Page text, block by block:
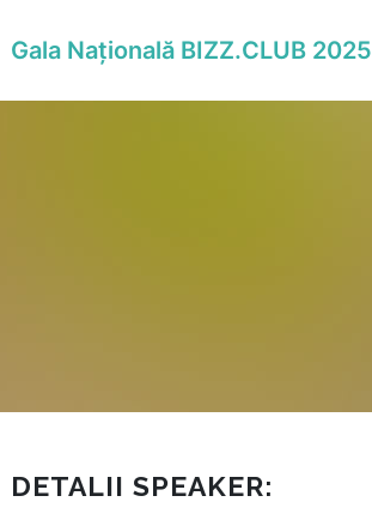
Gala Națională BIZZ.CLUB 2025
DETALII SPEAKER: